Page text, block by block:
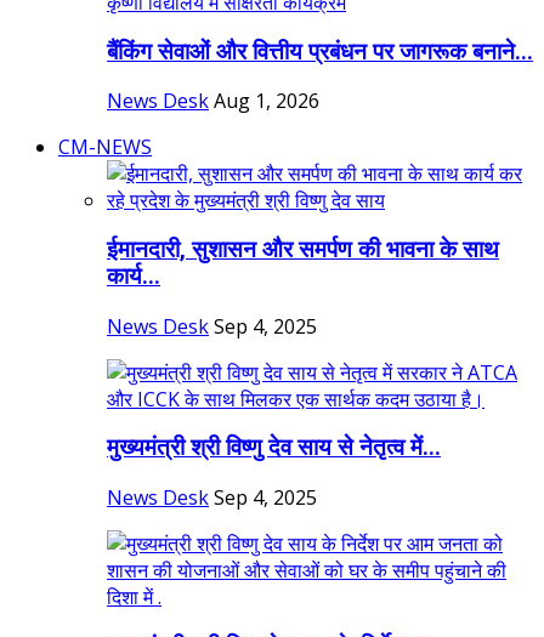
बैंकिंग सेवाओं और वित्तीय प्रबंधन पर जागरूक बनाने...
News DeskAug 1, 2026
CM-NEWS
ईमानदारी, सुशासन और समर्पण की भावना के साथ
कार्य...
News DeskSep 4, 2025
मुख्यमंत्री श्री विष्णु देव साय से नेतृत्व में...
News DeskSep 4, 2025